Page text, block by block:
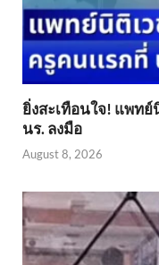
ยิ่งสะเทือนใจ! แพทย์
นร. ลงมือ
August 8, 2026